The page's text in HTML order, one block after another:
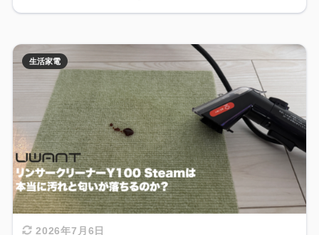
2026年7月6日
生活家電